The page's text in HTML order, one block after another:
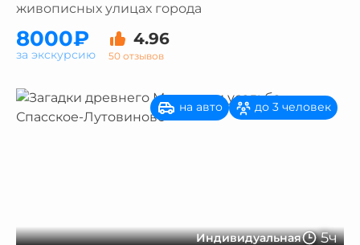
живописных улицах города
8000₽ 4.96
50 отзывов
за экскурсию
Индивидуальная 5ч
на авто до 3 человек